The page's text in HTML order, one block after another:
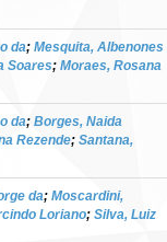
da; Mesquita, Albenones
Soares; Moraes, Rosana
da; Borges, Naida
Rezende; Santana,
da; Moscardini,
Loriano; Silva, Luiz